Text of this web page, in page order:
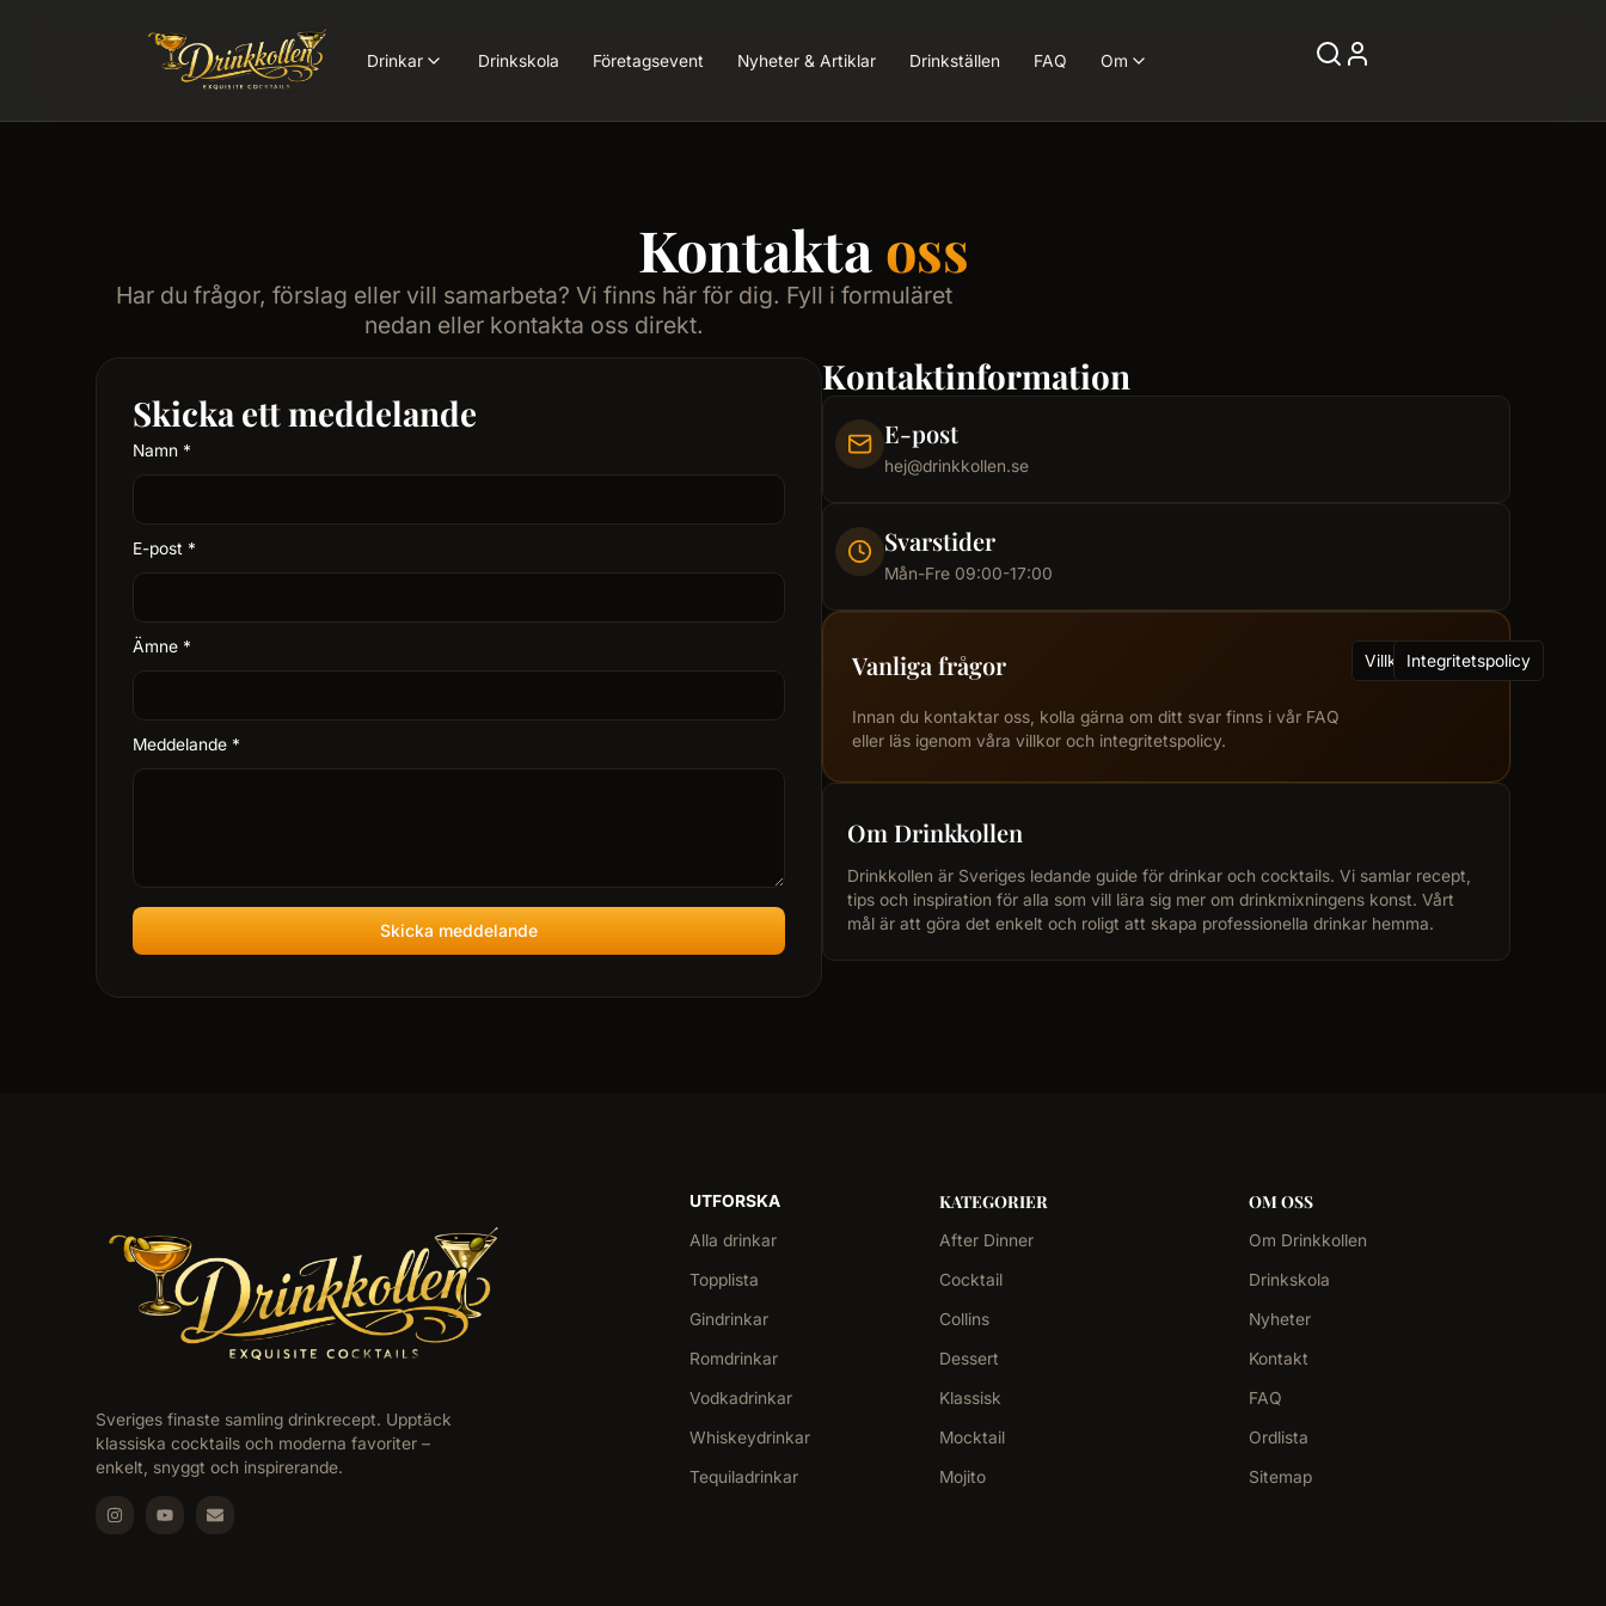
Drinkar Drinkskola Företagsevent Nyheter & Artiklar Drinkställen FAQ Om
Kontaktaoss
Har du frågor, förslag eller vill samarbeta? Vi finns här för dig. Fyll i formuläret
nedan eller kontakta oss direkt.
Skicka ett meddelande
Namn *
E-post *
Ämne *
Meddelande *
Skicka meddelande
Kontaktinformation
E-post
hej@drinkkollen.se
Svarstider
Mån-Fre 09:00-17:00
Vanliga frågor
Innan du kontaktar oss, kolla gärna om ditt svar finns i vår FAQ
eller läs igenom våra villkor och integritetspolicy.
VillkorIntegritetspolicy
Om Drinkkollen
Drinkkollen är Sveriges ledande guide för drinkar och cocktails. Vi samlar recept,
tips och inspiration för alla som vill lära sig mer om drinkmixningens konst. Vårt
mål är att göra det enkelt och roligt att skapa professionella drinkar hemma.
Sveriges finaste samling drinkrecept. Upptäck
klassiska cocktails och moderna favoriter –
enkelt, snyggt och inspirerande.
UTFORSKA
Alla drinkar
Topplista
Gindrinkar
Romdrinkar
Vodkadrinkar
Whiskeydrinkar
Tequiladrinkar
KATEGORIER
After Dinner
Cocktail
Collins
Dessert
Klassisk
Mocktail
Mojito
OM OSS
Om Drinkkollen
Drinkskola
Nyheter
Kontakt
FAQ
Ordlista
Sitemap